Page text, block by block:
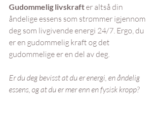
Gudommelig livskraft er altså din
åndelige essens som strømmer igjennom
deg som livgivende energi 24/7. Ergo, du
er en gudommelig kraft og det
gudommelige er en del av deg.
Er du deg bevisst at du er energi, en åndelig
essens, og at du er mer enn en fysisk kropp?